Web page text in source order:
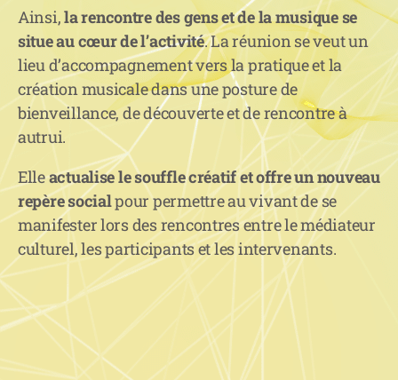
Ainsi,la rencontre des gens et de la musique se
situe au cœur de l’activité. La réunion se veut un
lieu d’accompagnement vers la pratique et la
création musicale dans une posture de
bienveillance, de découverte et de rencontre à
autrui.
Elleactualise le souffle créatif et offre un nouveau
repère socialpour permettre au vivant de se
manifester lors des rencontres entre le médiateur
culturel, les participants et les intervenants.